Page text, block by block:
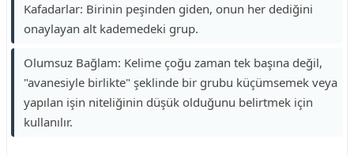
Kafadarlar: Birinin peşinden giden, onun her dediğini
onaylayan alt kademedeki grup.
Olumsuz Bağlam: Kelime çoğu zaman tek başına değil,
"avanesiyle birlikte" şeklinde bir grubu küçümsemek veya
yapılan işin niteliğinin düşük olduğunu belirtmek için
kullanılır.